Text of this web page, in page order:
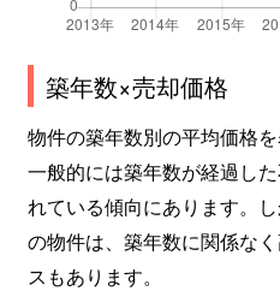
築年数×売却価格
物件の築年数別の平均価格を
一般的には築年数が経過し
れている傾向にあります。
の物件は、築年数に関係な
スもあります。